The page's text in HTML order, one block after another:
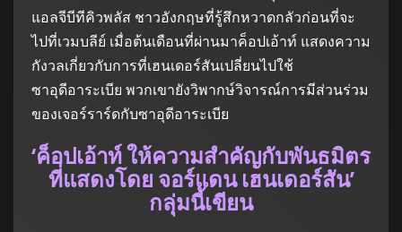
แอลจีบีทีคิวพลัส ชาวอังกฤษที่รู้สึกหวาดกลัวก่อนที่จะ
ไปที่เวมบลีย์ เมื่อต้นเดือนที่ผ่านมาค็อปเอ้าท์ แสดงความ
กังวลเกี่ยวกับการที่เฮนเดอร์สันเปลี่ยนไปใช้
ซาอุดีอาระเบีย พวกเขายังวิพากษ์วิจารณ์การมีส่วนร่วม
ของเจอร์ราร์ดกับซาอุดีอาระเบีย
‘ค็อปเอ้าท์ ให้ความสำคัญกับพันธมิตร
ที่แสดงโดย จอร์แดน เฮนเดอร์สัน’
กลุ่มนี้เขียน